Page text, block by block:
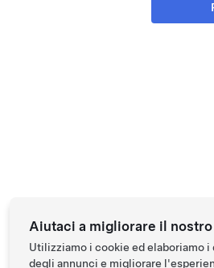
Aiutaci a migliorare il
Utilizziamo i cookie ed elaboriamo
degli annunci e migliorare